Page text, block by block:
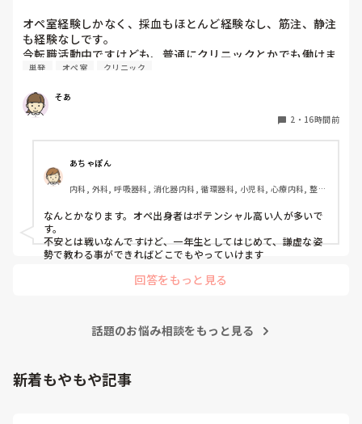
オペ室経験しかなく、採血もほとんど経験なし、筋注、静注
も経験なしです。
今転職活動中ですけども、普通にクリニックとかでも働けま
すかね(考えてるところは、眼科や皮膚科あたりです)
もう一つ、単発のバイトもしたいのですがオペ室経験しかな
い人でも働けるようなところはありますかね。
病棟経験も一度もないので色々と不安でいっぱいです。
単発 オペ室 クリニック
そあ
2 ・ 16時間前
あちゃぽん
内科, 外科, 呼吸器科, 消化器内科, 循環器科, 小児科, 心療内科, 整形
合診療科, 救急科, 超急性期, ICU, CCU, HCU, その他の科, ママナー
ス, 外来, 神経内科, 脳神経外科, NICU, 消化器外科, 一般病院, 慢性
期, 回復期, 終末期, オペ室, 透析, 検診・健診
なんとかなります。オペ出身者はポテンシャル高い人が多いで
す。
不安とは戦いなんですけど、一年生としてはじめて、謙虚な姿
勢で教わる事ができればどこでもやっていけます
回答をもっと見る
話題のお悩み相談をもっと見る
新着もやもや記事